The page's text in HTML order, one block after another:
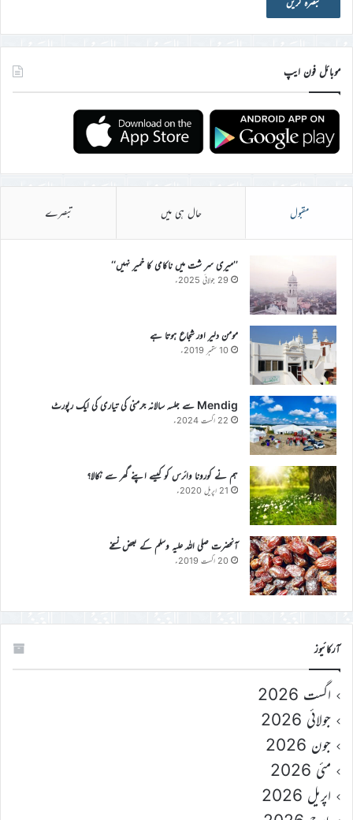
موبائل فون ایپ
مقبول حال ہی میں تبصرے
’’میری سر شت میں ناکامی کا خمیر نہیں‘‘
29 جولائی 2025ء
مومن دلیر اور شجاع ہوتا ہے
10 ستمبر 2019ء
Mendig سے جلسہ سالانہ جرمنی کی تیاری کی ایک رپورٹ
22 اگست 2024ء
ہم نے کورونا وائرس کو کیسے اپنے گھر سے نکالا؟
21 اپریل 2020ء
آنحضرت صلی اللہ علیہ وسلم کے بعض نسخے
20 اگست 2019ء
آرکائیوز
اگست 2026
جولائی 2026
جون 2026
مئی 2026
اپریل 2026